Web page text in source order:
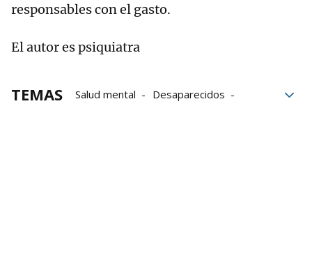
responsables con el gasto.
El autor es psiquiatra
TEMAS Salud mental
Desaparecidos